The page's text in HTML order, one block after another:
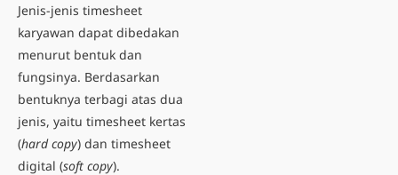
Jenis-jenis timesheet
karyawan dapat dibedakan
menurut bentuk dan
fungsinya. Berdasarkan
bentuknya terbagi atas dua
jenis, yaitu timesheet kertas
(hard copy) dan timesheet
digital (soft copy).